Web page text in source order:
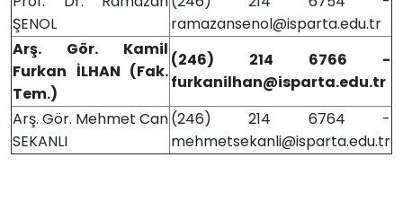
ŞENOL
ramazansenol@isparta.edu.tr
Arş. Gör. Kamil
Furkan İLHAN (Fak.
Tem.)
(246) 214 6766 -
furkanilhan@isparta.edu.tr
Arş. Gör. Mehmet Can
SEKANLI
(246) 214 6764 -
mehmetsekanli@isparta.edu.tr